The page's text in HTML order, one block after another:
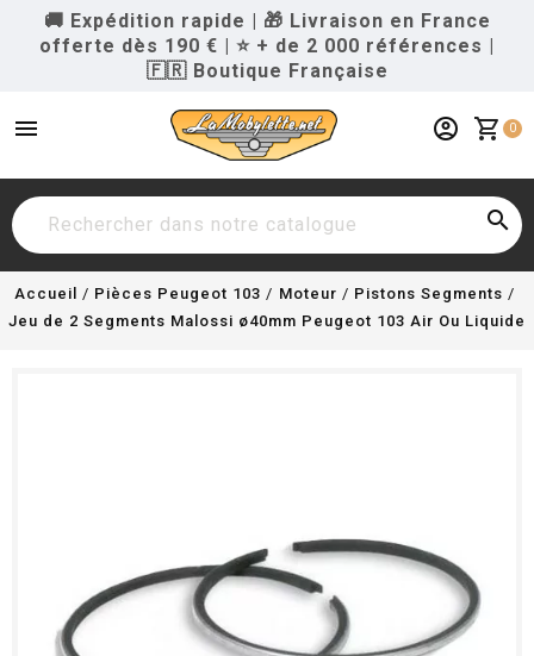
🚚 Expédition rapide | 🎁 Livraison en France
offerte dès 190 € | ⭐ + de 2 000 références |
🇫🇷 Boutique Française
menu shopping_cart 0
account_circle

Accueil Pièces Peugeot 103 Moteur
Pistons Segments
Jeu de 2 Segments Malossi ø40mm Peugeot 103 Air Ou Liquide